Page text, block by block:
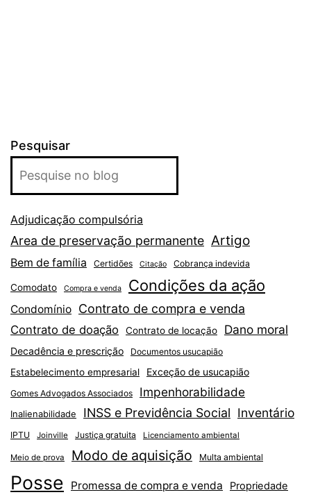
Pesquisar
Adjudicação compulsória
Area de preservação permanente Artigo
Bem de família Certidões Citação Cobrança indevida
Comodato Compra e venda Condições da ação
Condomínio Contrato de compra e venda
Contrato de doação Contrato de locação Dano moral
Decadência e prescrição Documentos usucapião
Estabelecimento empresarial Exceção de usucapião
Gomes Advogados Associados Impenhorabilidade
Inalienabilidade INSS e Previdência Social Inventário
IPTU Joinville Justiça gratuita Licenciamento ambiental
Meio de prova Modo de aquisição Multa ambiental
Posse Promessa de compra e venda Propriedade